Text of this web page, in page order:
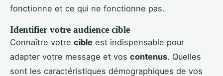
fonctionne et ce qui ne fonctionne pas.
Identifier votre audience cible
Connaître votre cible est indispensable pour
adapter votre message et vos contenus. Quelles
sont les caractéristiques démographiques de vos